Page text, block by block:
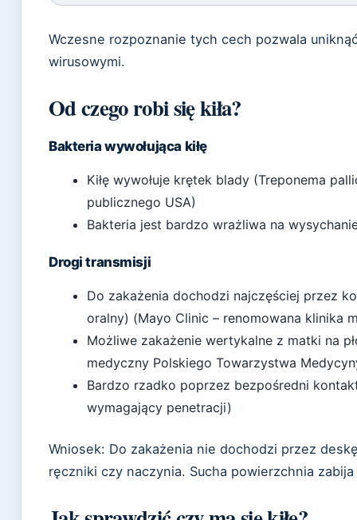
Wczesne rozpoznanie tych cech pozwala
wirusowymi.
Od czego robi się kiła?
Bakteria wywołująca kiłę
Kiłę wywołuje krętek blady (Treponema
publicznego USA)
Bakteria jest bardzo wrażliwa na
Drogi transmisji
Do zakażenia dochodzi najczęściej przez
oralny) (Mayo Clinic – renomowana klinika
Możliwe zakażenie wertykalne z matki na
medyczny Polskiego Towarzystwa
Bardzo rzadko poprzez bezpośredni
wymagający penetracji)
Wniosek: Do zakażenia nie dochodzi przez
ręczniki czy naczynia. Sucha powierzchnia